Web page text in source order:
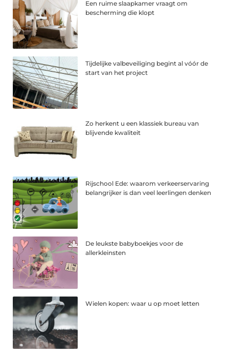
Een ruime slaapkamer vraagt om
bescherming die klopt
Tijdelijke valbeveiliging begint al vóór de
start van het project
Zo herkent u een klassiek bureau van
blijvende kwaliteit
Rijschool Ede: waarom verkeerservaring
belangrijker is dan veel leerlingen denken
De leukste babyboekjes voor de
allerkleinsten
Wielen kopen: waar u op moet letten